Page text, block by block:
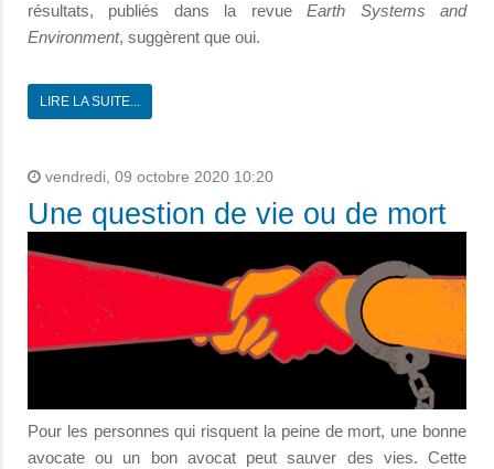
résultats, publiés dans la revueEarth Systems and
Environment, suggèrent que oui.
LIRE LA SUITE...
vendredi, 09 octobre 2020 10:20
Une question de vie ou de mort
Pour les personnes qui risquent la peine de mort, une bonne
avocate ou un bon avocat peut sauver des vies. Cette